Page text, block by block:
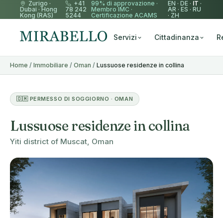
Zurigo ·
Dubai ·Hong
Kong (RAS)
+41
78 242
5244
99% di approvazione ·
Membro IMC ·
Certificazione ACAMS
EN · DE · IT ·
AR · ES · RU
· ZH
Servizi Cittadinanza
Home / Immobiliare / Oman / Lussuose residenze in collina
🇴🇲 PERMESSO DI SOGGIORNO · OMAN
Lussuose residenze in collina
Yiti district of Muscat, Oman